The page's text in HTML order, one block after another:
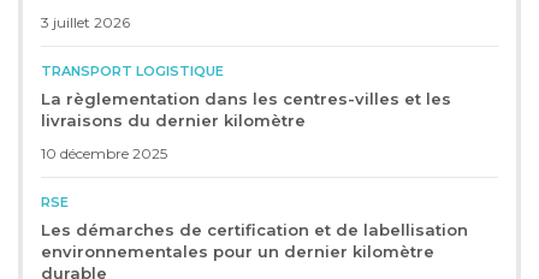
3 juillet 2026
TRANSPORT LOGISTIQUE
La règlementation dans les centres-villes et les
livraisons du dernier kilomètre
10 décembre 2025
RSE
Les démarches de certification et de labellisation
environnementales pour un dernier kilomètre
durable